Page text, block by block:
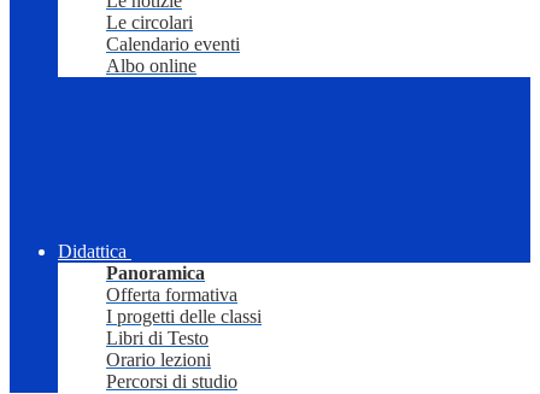
Le circolari
Calendario eventi
Albo online
Didattica
Panoramica
Offerta formativa
I progetti delle classi
Libri di Testo
Orario lezioni
Percorsi di studio